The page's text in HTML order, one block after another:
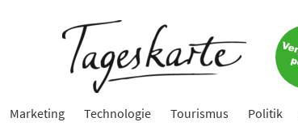
Marketing Technologie Tourismus Politik